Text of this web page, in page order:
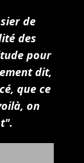
de
des
pour
dit,
que ce
on